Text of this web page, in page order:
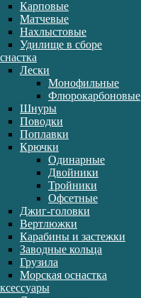
Карповые
Матчевые
Нахлыстовые
Удилище в сборе
Лески
Монофильные
Флюрокарбоновые
Шнуры
Поводки
Поплавки
Крючки
Одинарные
Двойники
Тройники
Офсетные
Джиг-головки
Вертлюжки
Карабины и застежки
Заводные кольца
Грузила
Морская оснастка